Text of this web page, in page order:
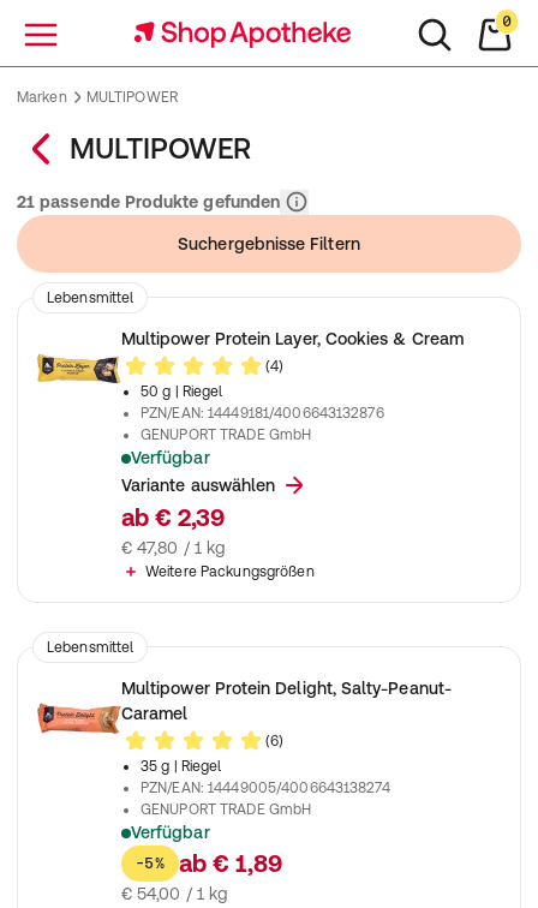
Menü
0
Marken MULTIPOWER
MULTIPOWER
21 passende Produkte gefundenRelevanz
Suchergebnisse Filtern
Lebensmittel
Multipower Protein Layer, Cookies & Cream
(4)
50 g
| Riegel
PZN/EAN:14449181/4006643132876
GENUPORT TRADE GmbH
Verfügbar
Ein kraftvoller Protein-Snack mit 3 leckeren Schichten
Variante auswählen
ab € 2,39
€ 47,80 / 1 kg
Weitere Packungsgrößen
Lebensmittel
Multipower Protein Delight, Salty-Peanut-
Caramel
(6)
35 g
| Riegel
PZN/EAN:14449005/4006643138274
GENUPORT TRADE GmbH
Verfügbar
Leckerer Proteinsnack mit weichem Kern und echten Nuss-
-5% ab € 1,89
€ 54,00 / 1 kg